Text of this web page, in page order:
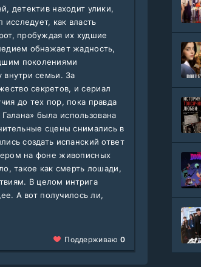
детектив находит улики,
как власть
пробуждая их худшие
обнажает жадность,
поколениями
внутри семьи. За
секретов, и сериал
до тех пор, пока правда
была использована
сцены снимались в
создать испанский ответ
на фоне живописных
такое как смерть лошади,
В целом интрига
А вот получилось ли,
Поддерживаю 0